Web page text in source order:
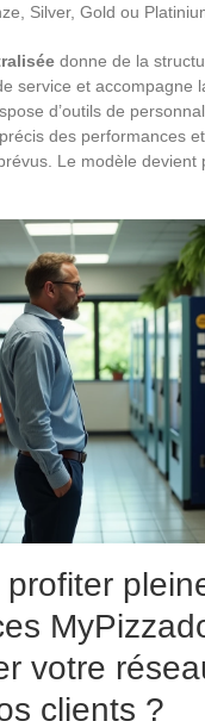
Silver, Gold ou
donne de la
service et accompagne
d’outils de
des performances
Le modèle devient
votre
clients ?